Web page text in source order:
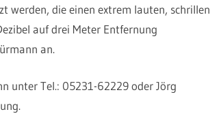
werden, die einen extrem lauten, schrillen
auf drei Meter Entfernung
an.
unter Tel.: 05231-62229 oder Jörg